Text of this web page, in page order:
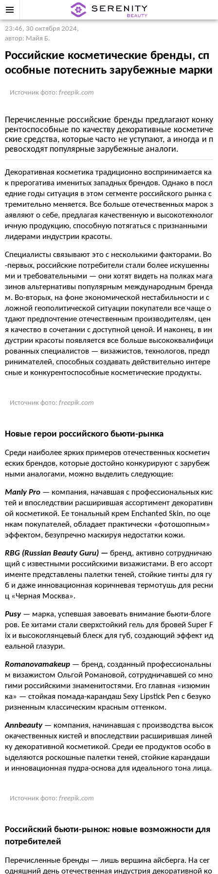
23:46, 30 октября 2024,
автор: Майя Б.
Российские косметические бренды, сп
особные потеснить зарубежные марки
Источник фото: freepik.com
Перечисленные российские бренды предлагают конку
рентоспособные по качеству декоративные косметиче
ские средства, которые часто не уступают, а иногда и п
ревосходят популярные зарубежные аналоги.
Декоративная косметика традиционно воспринимается ка
к прерогатива именитых западных брендов. Однако в посл
едние годы ситуация в этом сегменте российского рынка с
тремительно меняется. Все больше отечественных марок з
аявляют о себе, предлагая качественную и высокотехнолог
ичную продукцию, способную потягаться с признанными
лидерами индустрии красоты.
Специалисты связывают это с несколькими факторами. Во
-первых, российские потребители стали более искушенны
ми и требовательными — они хотят видеть на полках мага
зинов альтернативы популярным международным бренда
м. Во-вторых, на фоне экономической нестабильности и с
ложной геополитической ситуации покупатели все чаще о
тдают предпочтение отечественным производителям, цен
я качество в сочетании с доступной ценой. И наконец, в ин
дустрии красоты появляется все больше высококвалифици
рованных специалистов — визажистов, технологов, предп
ринимателей, способных создавать действительно интере
сные и конкурентоспособные косметические продукты.
Источник фото: freepik.com
Новые герои российского бьюти-рынка
Среди наиболее ярких примеров отечественных косметич
еских брендов, которые достойно конкурируют с зарубеж
ными аналогами, можно выделить следующие:
Manly Pro — компания, начавшая с профессиональных кис
тей и впоследствии расширившая ассортимент декоративн
ой косметикой. Ее тональный крем Enchanted Skin, по оце
нкам покупателей, обладает практически «фотошопным»
эффектом, безупречно маскируя недостатки кожи.
RBG (Russian Beauty Guru) — бренд, активно сотрудничаю
щий с известными российскими визажистами. В его ассорт
именте представлены палетки теней, стойкие тинты для гу
б и даже инновационная коричневая термотушь для ресни
ц «Черная Москва».
Pusy— марка, успевшая завоевать внимание бьюти-блоге
ров. Ее хитами стали сверхстойкий гель для бровей Super F
ix и высокоглянцевый блеск для губ, создающий эффект ид
еальной глазури.
Romanovamakeup — бренд, созданный профессиональны
м визажистом Ольгой Романовой, сотрудничавшей со мно
гими российскими знаменитостями. Его главная «изюмин
ка» — стойкая помада-карандаш Sexy Lipstick Pen с безуко
ризненным классическим красным оттенком.
Annbeauty— компания, начинавшая с производства высок
окачественных кистей и впоследствии расширившая линей
ку декоративной косметикой. Среди ее продуктов особо в
ыделяются роскошные палетки теней, стойкие карандаши
и инновационная пудра-основа для идеального тона лица.
Источник фото: freepik.com
Российский бьюти-рынок: новые возможности для
потребителей
Перечисленные бренды — лишь вершина айсберга. На сег
одняшний день отечественная индустрия декоративной ко